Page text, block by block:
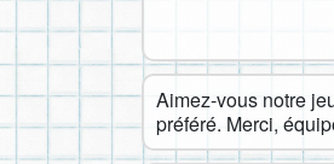
Aimez-vous notre
préféré. Merci,